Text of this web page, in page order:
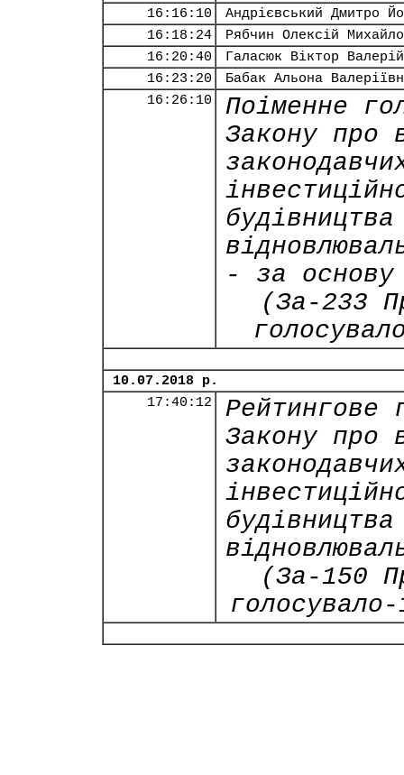
16:16:10
Андрієвський Дмитро
16:18:24
Рябчин Олексій
16:20:40
Галасюк Віктор
16:23:20
Бабак Альона
16:26:10
Поіменне
Закону про
- за основу
(За-233
10.07.2018 р.
17:40:12
Рейтингове
Закону про
(За-150